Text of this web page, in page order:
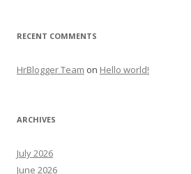
RECENT COMMENTS
HrBlogger Team on Hello world!
ARCHIVES
July 2026
June 2026